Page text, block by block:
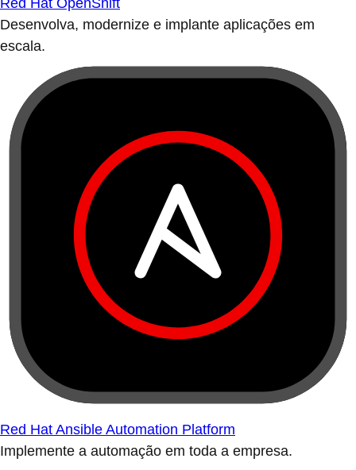
Red Hat OpenShift
Desenvolva, modernize e implante aplicações em
escala.
Red Hat Ansible Automation Platform
Implemente a automação em toda a empresa.